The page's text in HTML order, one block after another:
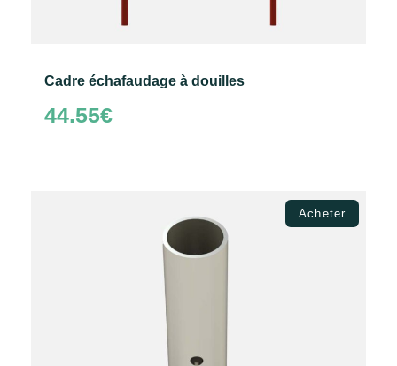
Cadre échafaudage à douilles
44.55€
Acheter